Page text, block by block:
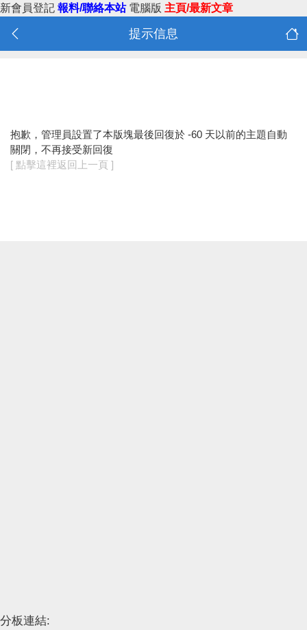
新會員登記 報料/聯絡本站 電腦版 主頁/最新文章
提示信息
抱歉，管理員設置了本版塊最後回復於 -60 天以前的主題自動
關閉，不再接受新回復
[ 點擊這裡返回上一頁 ]
分板連結: